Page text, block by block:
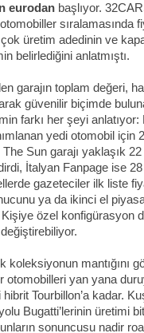
eurodan başlıyor.
sıralamasında
üretim adedinin ve
belirlediğini anlatmıştı.
garajın toplam değeri,
güvenilir biçimde
farkı her şeyi
yedi otomobil için
The Sun garajı yaklaşık
İtalyan Fanpage ise
gazeteciler ilk liste
ya da ikinci el
Kişiye özel konfigürasyon
koleksiyonun mantığını
otomobilleri yan yana
hibrit Tourbillon’a kadar.
Bugatti’lerinin üretimi
sonuncusu nadir